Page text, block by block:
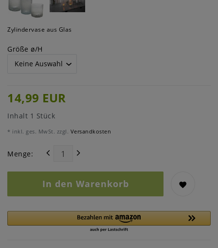
Zylindervase aus Glas
Größe ø/H
14,99 EUR
Inhalt 1 Stück
* inkl. ges. MwSt. zzgl. Versandkosten
Menge:
In den Warenkorb